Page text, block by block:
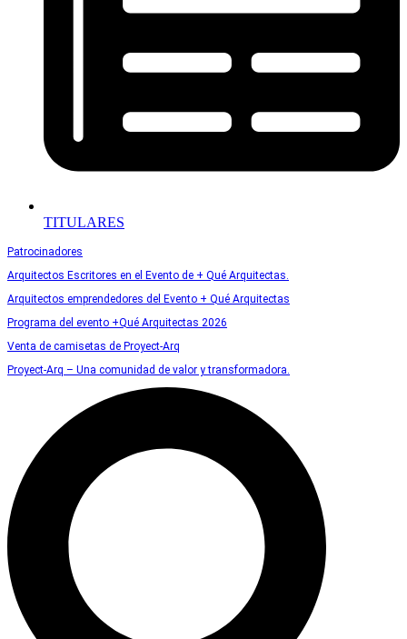
TITULARES
Patrocinadores
Arquitectos Escritores en el Evento de + Qué Arquitectas.
Arquitectos emprendedores del Evento + Qué Arquitectas
Programa del evento +Qué Arquitectas 2026
Venta de camisetas de Proyect-Arq
Proyect-Arq – Una comunidad de valor y transformadora.